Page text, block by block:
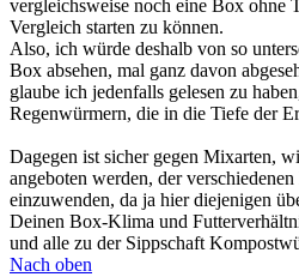
vergleichsweise noch eine Box ohne
Vergleich starten zu können.
Also, ich würde deshalb von so
Box absehen, mal ganz davon
glaube ich jedenfalls gelesen zu
Regenwürmern, die in die Tiefe der
Dagegen ist sicher gegen Mixarten,
angeboten werden, der
einzuwenden, da ja hier diejenigen
Deinen Box-Klima und
und alle zu der Sippschaft
Nach oben